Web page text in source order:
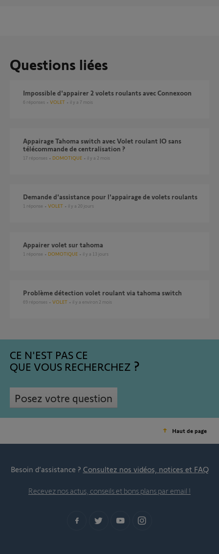
Questions liées
Impossible d'appairer 2 volets roulants avec Connexoon
6 réponses VOLET il y a 7 mois
Appairage Tahoma switch avec Volet roulant IO sans
télécommande de centralisation ?
17 réponses DOMOTIQUE il y a 2 mois
Demande d'assistance pour l'appairage de volets roulants
1 réponse VOLET il y a 20 jours
Appairer volet sur tahoma
1 réponse DOMOTIQUE il y a 13 jours
Problème détection volet roulant via tahoma switch
69 réponses VOLET il y a environ 2 mois
CE N'EST PAS CE
QUE VOUS RECHERCHEZ
Posez votre question
Haut de page
Besoin d’assistance ? Consultez nos vidéos, notices et FAQ
Recevez nos actus, conseils et bons plans par email !